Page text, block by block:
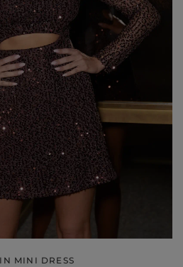
MINI DRESS